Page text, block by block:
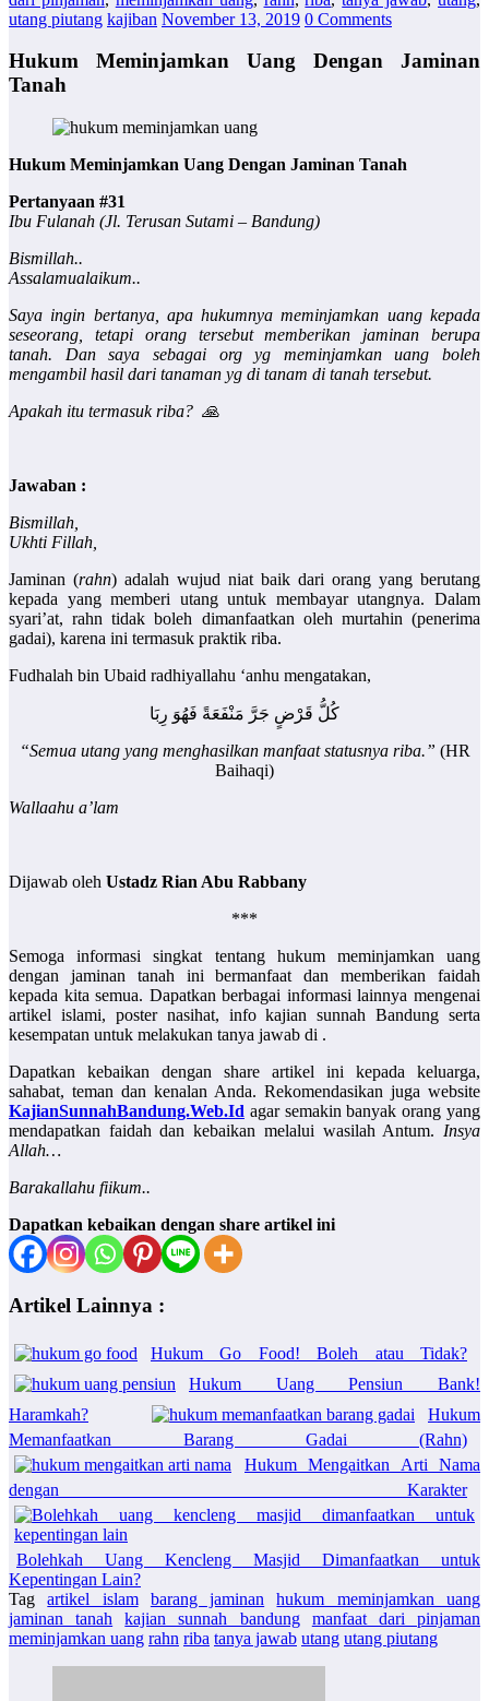
utang piutang kajiban November 13, 2019 0 Comments
Hukum Meminjamkan Uang Dengan Jaminan
Tanah
Hukum Meminjamkan Uang Dengan Jaminan Tanah
Pertanyaan #31
Ibu Fulanah (Jl. Terusan Sutami – Bandung)
Bismillah..
Assalamualaikum..
Saya ingin bertanya, apa hukumnya meminjamkan uang kepada
seseorang, tetapi orang tersebut memberikan jaminan berupa
tanah. Dan saya sebagai org yg meminjamkan uang boleh
mengambil hasil dari tanaman yg di tanam di tanah tersebut.
Apakah itu termasuk riba? 🙏
Jawaban :
Bismillah,
Ukhti Fillah,
Jaminan (rahn) adalah wujud niat baik dari orang yang berutang
kepada yang memberi utang untuk membayar utangnya. Dalam
syari’at, rahn tidak boleh dimanfaatkan oleh murtahin (penerima
gadai), karena ini termasuk praktik riba.
Fudhalah bin Ubaid radhiyallahu ‘anhu mengatakan,
كُلُّ قَرْضٍ جَرَّ مَنْفَعَةً فَهُوَ رِبَا
“Semua utang yang menghasilkan manfaat statusnya riba.” (HR
Baihaqi)
Wallaahu a’lam
Dijawab oleh Ustadz Rian Abu Rabbany
***
Semoga informasi singkat tentang hukum meminjamkan uang
dengan jaminan tanah ini bermanfaat dan memberikan faidah
kepada kita semua. Dapatkan berbagai informasi lainnya mengenai
artikel islami, poster nasihat, info kajian sunnah Bandung serta
kesempatan untuk melakukan tanya jawab di .
Dapatkan kebaikan dengan share artikel ini kepada keluarga,
sahabat, teman dan kenalan Anda. Rekomendasikan juga website
KajianSunnahBandung.Web.Id agar semakin banyak orang yang
mendapatkan faidah dan kebaikan melalui wasilah Antum. Insya
Allah…
Barakallahu fiikum..
Dapatkan kebaikan dengan share artikel ini
Artikel Lainnya :
Hukum Go Food! Boleh atau Tidak?
Hukum Uang Pensiun Bank!
Haramkah?
Hukum
Memanfaatkan Barang Gadai (Rahn)
Hukum Mengaitkan Arti Nama
dengan Karakter
Bolehkah Uang Kencleng Masjid Dimanfaatkan untuk
Kepentingan Lain?
Tag
artikel islam barang jaminan
hukum meminjamkan uang
jaminan tanah
kajian sunnah bandung
manfaat dari pinjaman
meminjamkan uang rahn riba tanya jawab utang utang piutang